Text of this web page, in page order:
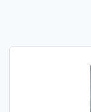
覽